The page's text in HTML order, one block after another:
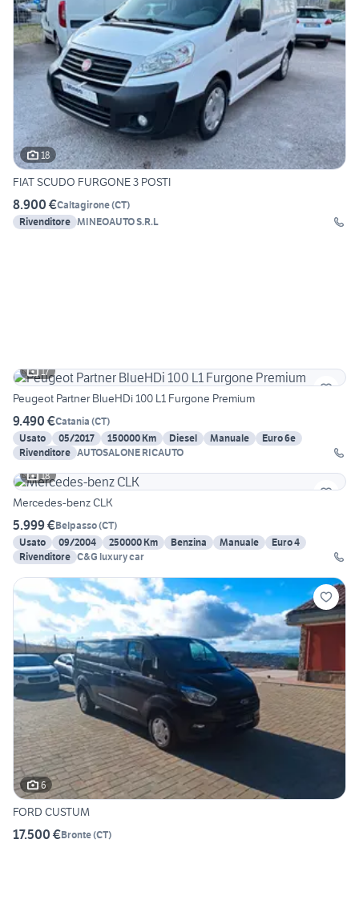
18
FIAT SCUDO FURGONE 3 POSTI
8.900 €Caltagirone(CT)
Rivenditore MINEOAUTO S.R.L
17
Peugeot Partner BlueHDi 100 L1 Furgone Premium
9.490 €Catania (CT)
Usato
05/2017 150000 Km Diesel Manuale
Euro 6e
Rivenditore AUTOSALONE RICAUTO
18
Mercedes-benz CLK
5.999 €Belpasso(CT)
Usato
09/2004 250000 Km Benzina Manuale
Euro 4
Rivenditore C&G luxury car
6
FORD CUSTUM
17.500 €Bronte(CT)